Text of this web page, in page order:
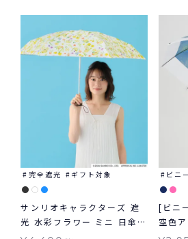
完全遮光 ギフト対象
サンリオキャラクターズ 遮
光 水彩フラワー ミニ 日傘
折りたたみ ギフト対象 晴雨
ビニ
[ビニ
空色